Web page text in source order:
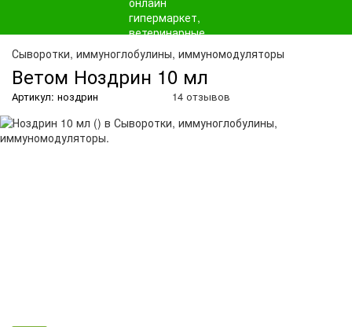
Сыворотки, иммуноглобулины, иммуномодуляторы
Ветом Ноздрин 10 мл
Артикул: ноздрин 14 отзывов